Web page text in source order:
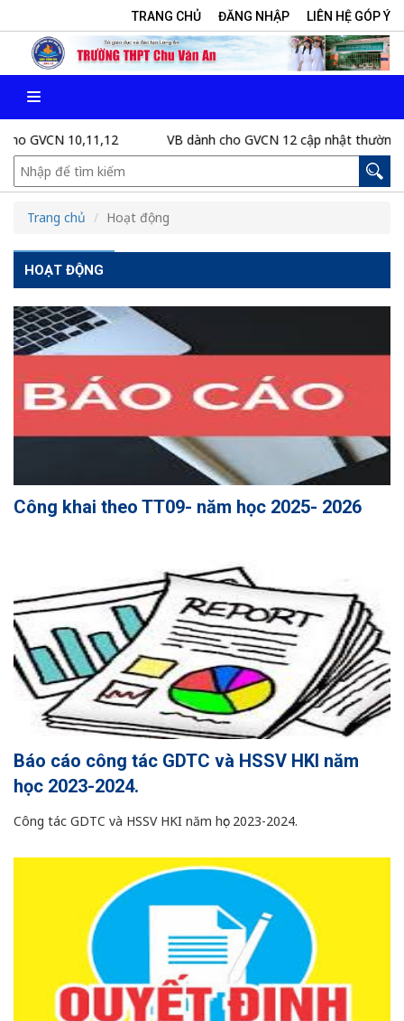
TRANG CHỦ ĐĂNG NHẬP LIÊN HỆ GÓP Ý
10,11,12 VB dành cho GVCN 12 cập nhật thường xuyên
Trang chủ Hoạt động
HOẠT ĐỘNG
Công khai theo TT09- năm học 2025- 2026
Báo cáo công tác GDTC và HSSV HKI năm
học 2023-2024.
Công tác GDTC và HSSV HKI năm học 2023-2024.